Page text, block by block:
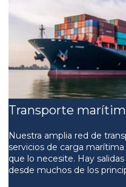
Transporte
Nuestra amplia red de
servicios de carga
que lo necesite. Hay
desde muchos de los